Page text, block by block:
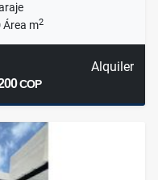
Área m2
Alquiler
COP